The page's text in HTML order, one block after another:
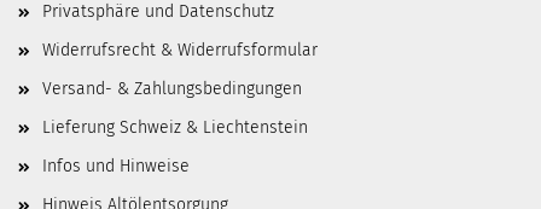
Privatsphäre und Datenschutz
Widerrufsrecht & Widerrufsformular
Versand- & Zahlungsbedingungen
Lieferung Schweiz & Liechtenstein
Infos und Hinweise
Hinweis Altölentsorgung